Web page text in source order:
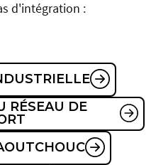
d'intégration :
RÉSEAU DE